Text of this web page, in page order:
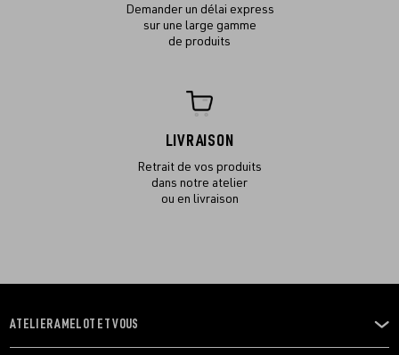
Demander un délai express
sur une large gamme
de produits
LIVRAISON
Retrait de vos produits
dans notre atelier
ou en livraison
OUVRIR
LE
ATELIER AMELOT ET VOUS